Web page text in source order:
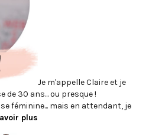
Je m'appelle Claire et je
de 30 ans... ou presque !
féminine... mais en attendant, je
plus